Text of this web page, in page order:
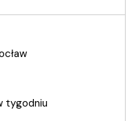
tygodniu